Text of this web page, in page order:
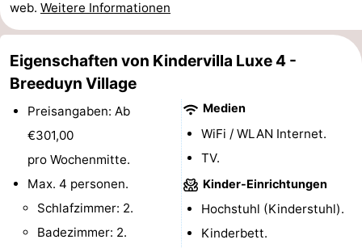
Zentren
Dörfer
Städte
Sport
-
Schwimmbader
Radfahren
-
Wandern
web. Weitere Informationen
Eigenschaften von Kindervilla Luxe 4 -
Breeduyn Village
Preisangaben: Ab
€301,00
pro Wochenmitte.
Max. 4 personen.
Schlafzimmer: 2.
Badezimmer: 2.
Medien
WiFi / WLAN Internet.
TV.
Kinder-Einrichtungen
Hochstuhl (Kinderstuhl).
Kinderbett.